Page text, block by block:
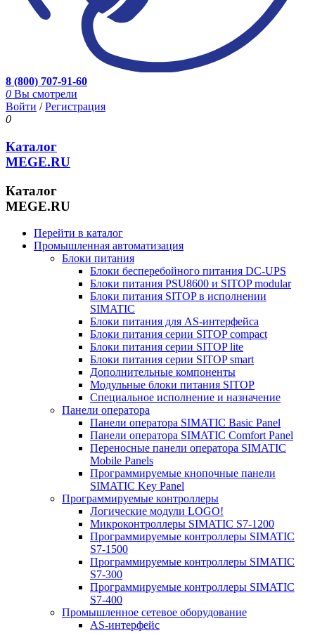
8 (800) 707-91-60
0 Вы смотрели
Войти /Регистрация
0
Каталог
MEGE.RU
Каталог
MEGE.RU
Перейти в каталог
Промышленная автоматизация
Блоки питания
Блоки бесперебойного питания DC-UPS
Блоки питания PSU8600 и SITOP modular
Блоки питания SITOP в исполнении
SIMATIC
Блоки питания для AS-интерфейса
Блоки питания серии SITOP compact
Блоки питания серии SITOP lite
Блоки питания серии SITOP smart
Дополнительные компоненты
Модульные блоки питания SITOP
Специальное исполнение и назначение
Панели оператора
Панели оператора SIMATIC Basic Panel
Панели оператора SIMATIC Comfort Panel
Переносные панели оператора SIMATIC
Mobile Panels
Программируемые кнопочные панели
SIMATIC Key Panel
Программируемые контроллеры
Логические модули LOGO!
Микроконтроллеры SIMATIC S7-1200
Программируемые контроллеры SIMATIC
S7-1500
Программируемые контроллеры SIMATIC
S7-300
Программируемые контроллеры SIMATIC
S7-400
Промышленное сетевое оборудование
AS-интерфейс